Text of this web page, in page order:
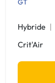
GT
Hybride
Crit'Air